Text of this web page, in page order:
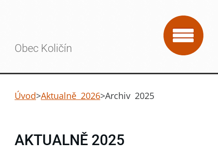
Obec Količín
Úvod>Aktualně 2026>Archiv 2025
AKTUALNĚ 2025